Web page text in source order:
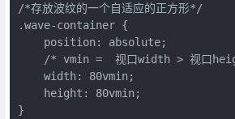
/*存放波纹的一个自适应的正方形*/
.wave-container {
    position: absolute;
/* vmin =  视口width > 视口
    width: 80vmin;
    height: 80vmin;
}